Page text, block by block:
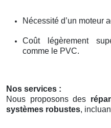
Nécessité d’un moteur
Coût légèrement
comme le PVC.
Nos services :
Nous proposons des
systèmes robustes,